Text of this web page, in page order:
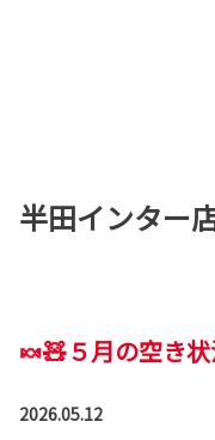
半田インター
🍬🧸５月の空き
2026.05.12